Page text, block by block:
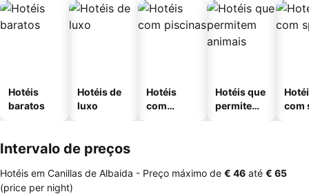
Hotéis
baratos
Hotéis de
luxo
Hotéis
com
Hotéis que
permitem
com
Intervalo de preços
Hotéis em Canillas de Albaida - Preço máximo de ‎€ 46 até ‎€ 65
(price per night)